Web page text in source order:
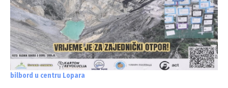
bilbord u centru Lopara